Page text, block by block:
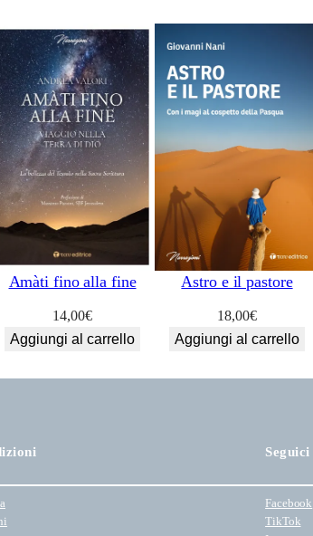
Amàti fino alla fine
14,00€
Aggiungi al carrello
Astro e il pastore
18,00€
Aggiungi al carrello
Seguici
Facebook
TikTok